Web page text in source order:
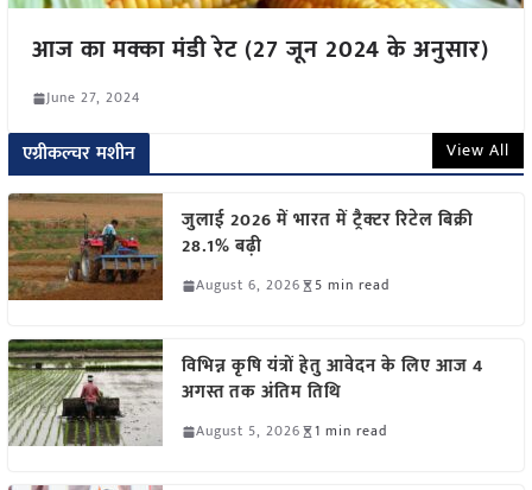
आज का मक्का मंडी रेट (27 जून 2024 के अनुसार)
June 27, 2024
एग्रीकल्चर मशीन View All
जुलाई 2026 में भारत में ट्रैक्टर रिटेल बिक्री
28.1% बढ़ी
August 6, 2026 5 min read
विभिन्न कृषि यंत्रों हेतु आवेदन के लिए आज 4
अगस्त तक अंतिम तिथि
August 5, 2026 1 min read